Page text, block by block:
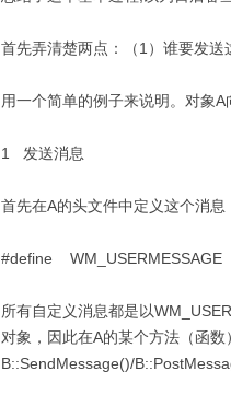
首先弄清楚两点：（1）谁要发送
用一个简单的例子来说明。对象A
1 发送消息
首先在A的头文件中定义这个消息
#define
所有自定义消息都是以
对象，因此在A的某个方法（函
B::SendMessage()/